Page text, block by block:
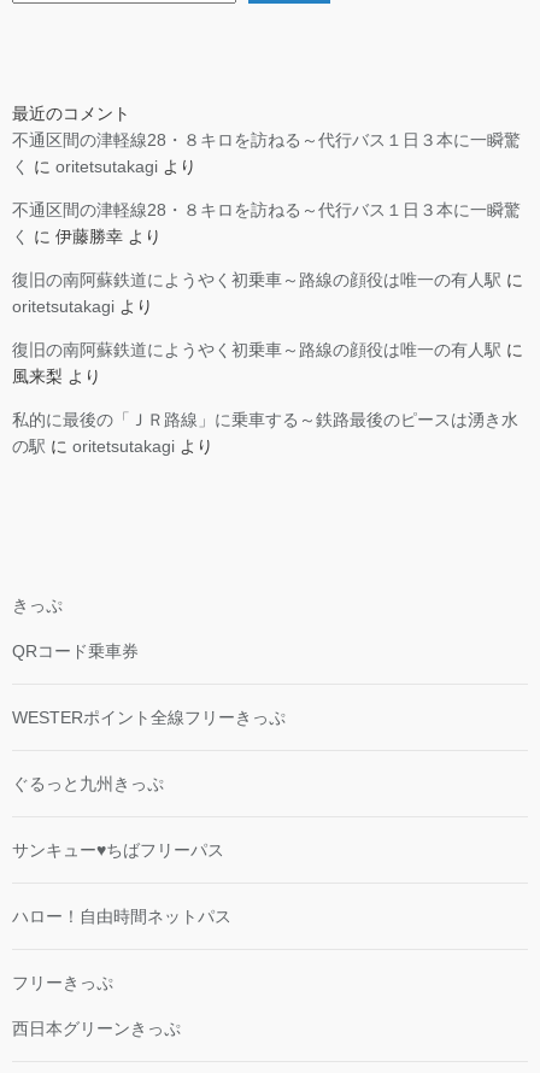
最近のコメント
不通区間の津軽線28・８キロを訪ねる～代行バス１日３本に一瞬驚
く
に oritetsutakagi より
不通区間の津軽線28・８キロを訪ねる～代行バス１日３本に一瞬驚
く
に 伊藤勝幸 より
復旧の南阿蘇鉄道にようやく初乗車～路線の顔役は唯一の有人駅 に
oritetsutakagi より
復旧の南阿蘇鉄道にようやく初乗車～路線の顔役は唯一の有人駅 に
風来梨 より
私的に最後の「ＪＲ路線」に乗車する～鉄路最後のピースは湧き水
の駅 に oritetsutakagi より
きっぷ
QRコード乗車券
WESTERポイント全線フリーきっぷ
ぐるっと九州きっぷ
サンキュー♥ちばフリーパス
ハロー！自由時間ネットパス
フリーきっぷ
西日本グリーンきっぷ